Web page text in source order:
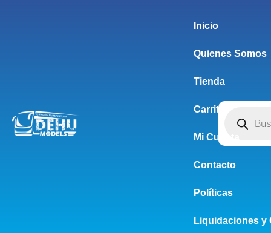
Inicio
Quienes Somos
Tienda
Carrito
Mi Cuenta
Contacto
Políticas
Liquidaciones y